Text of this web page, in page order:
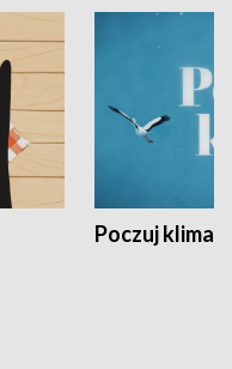
Poczuj klimat